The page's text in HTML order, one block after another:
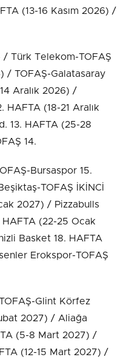
(13-16 Kasım 2026) /
/ Türk Telekom-TOFAŞ
/ TOFAŞ-Galatasaray
Aralık 2026) /
HAFTA (18-21 Aralık
13. HAFTA (25-28
14.
Bursaspor 15.
TOFAŞ İKİNCİ
2027) / Pizzabulls
HAFTA (22-25 Ocak
Basket 18. HAFTA
Erokspor-TOFAŞ
Glint Körfez
2027) / Aliağa
(5-8 Mart 2027) /
(12-15 Mart 2027) /